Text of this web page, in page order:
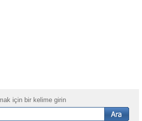
için bir kelime girin